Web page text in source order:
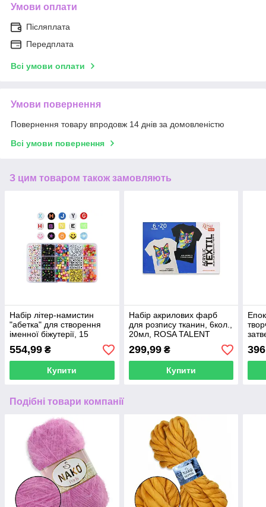
Умови оплати
Післяплата
Передплата
Всі умови оплати
Умови повернення
Повернення товару впродовж 14 днів за домовленістю
Всі умови повернення
З цим товаром також замовляють
Набір літер-намистин
"абетка" для створення
іменної біжутерії, 15
осередків
554,99 ₴
Купити
Набір акрилових фарб
для розпису тканин, 6кол.,
20мл, ROSA TALENT
299,99₴
Купити
(1:1)
Подібні товари компанії